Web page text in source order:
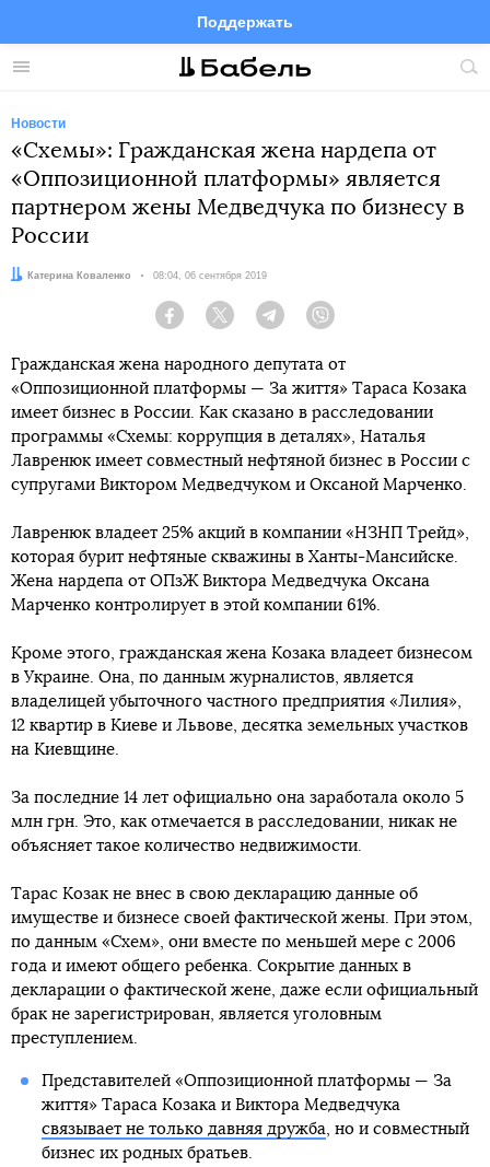
Меню
Поддержать
FacebookTelegramTwitter
Новости
«Схемы»: Гражданская жена нардепа от
«Оппозиционной платформы» является
партнером жены Медведчука по бизнесу в
России
Автор:Катерина Коваленко Дата:
08:04, 06 сентября 2019
Facebook Twitter Telegram
Гражданская жена народного депутата от
«Оппозиционной платформы — За життя» Тараса Козака
имеет бизнес в России. Как сказано в расследовании
программы «Схемы: коррупция в деталях», Наталья
Лавренюк имеет совместный нефтяной бизнес в России с
супругами Виктором Медведчуком и Оксаной Марченко.
Лавренюк владеет 25% акций в компании «НЗНП Трейд»,
которая бурит нефтяные скважины в Ханты-Мансийске.
Жена нардепа от ОПзЖ Виктора Медведчука Оксана
Марченко контролирует в этой компании 61%.
Кроме этого, гражданская жена Козака владеет бизнесом
в Украине. Она, по данным журналистов, является
владелицей убыточного частного предприятия «Лилия»,
12 квартир в Киеве и Львове, десятка земельных участков
на Киевщине.
За последние 14 лет официально она заработала около 5
млн грн. Это, как отмечается в расследовании, никак не
объясняет такое количество недвижимости.
Тарас Козак не внес в свою декларацию данные об
имуществе и бизнесе своей фактической жены. При этом,
по данным «Схем», они вместе по меньшей мере с 2006
года и имеют общего ребенка. Сокрытие данных в
декларации о фактической жене, даже если официальный
брак не зарегистрирован, является уголовным
преступлением.
Представителей «Оппозиционной платформы — За
життя» Тараса Козака и Виктора Медведчука
связывает не только давняя дружба, но и совместный
бизнес их родных братьев.